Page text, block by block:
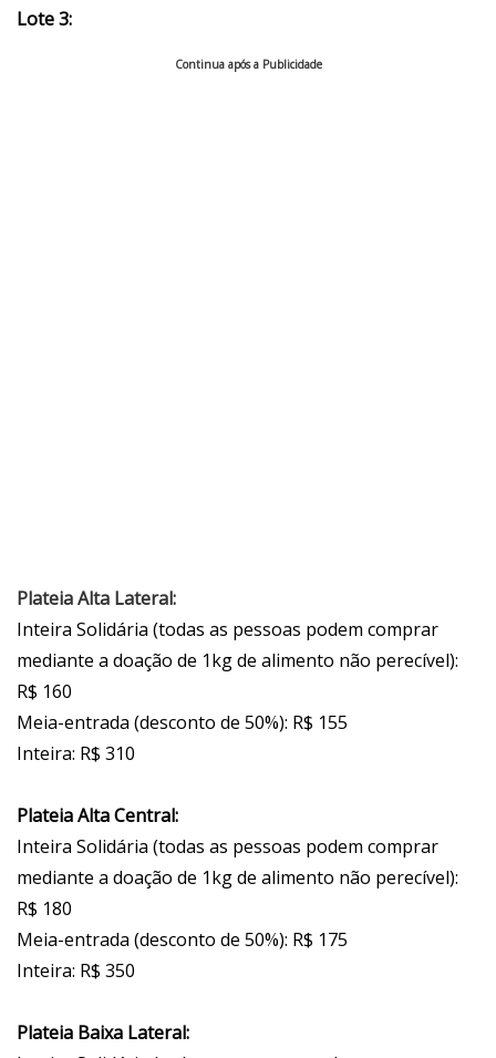
Lote 3:
Continua após a Publicidade
Plateia Alta Lateral:
Inteira Solidária (todas as pessoas podem comprar
mediante a doação de 1kg de alimento não perecível):
R$ 160
Meia-entrada (desconto de 50%): R$ 155
Inteira: R$ 310
Plateia Alta Central:
Inteira Solidária (todas as pessoas podem comprar
mediante a doação de 1kg de alimento não perecível):
R$ 180
Meia-entrada (desconto de 50%): R$ 175
Inteira: R$ 350
Plateia Baixa Lateral: